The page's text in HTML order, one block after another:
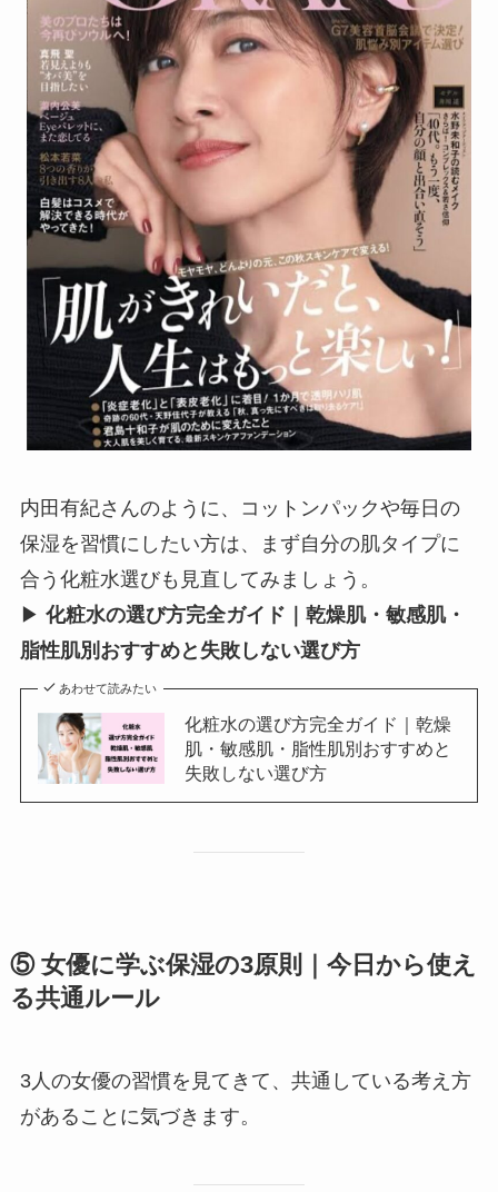
内田有紀さんのように、コットンパックや毎日の
保湿を習慣にしたい方は、まず自分の肌タイプに
合う化粧水選びも見直してみましょう。
▶ 化粧水の選び方完全ガイド｜乾燥肌・敏感肌・
脂性肌別おすすめと失敗しない選び方
あわせて読みたい
化粧水の選び方完全ガイド｜乾燥
肌・敏感肌・脂性肌別おすすめと
失敗しない選び方
⑤ 女優に学ぶ保湿の3原則｜今日から使え
る共通ルール
3人の女優の習慣を見てきて、共通している考え方
があることに気づきます。